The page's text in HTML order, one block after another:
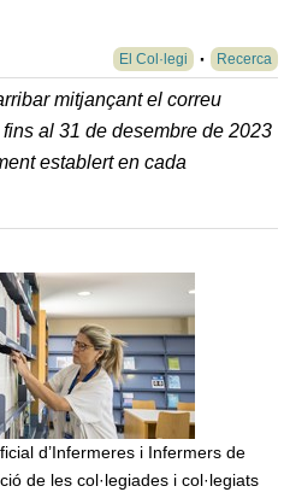
El Col·legi
Recerca
mitjançant el correu
al 31 de desembre de 2023
establert en cada
d’Infermeres i Infermers de
de les col·legiades i col·legiats